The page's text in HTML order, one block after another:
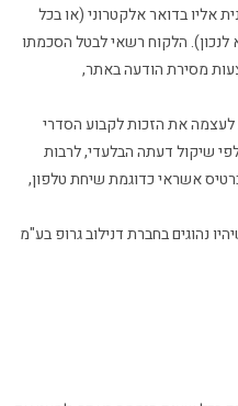
אליו בדואר אלקטרוני (או בכל
הלקוח רשאי לבטל הסכמתו
מסירת הודעה באתר,
את הזכות לקבוע הסדרי
שיקול דעתה הבלעדי, לרבות
אשראי כדוגמת שיחת טלפון,
נהוגים בחברת דנילוב גרופ בע"מ